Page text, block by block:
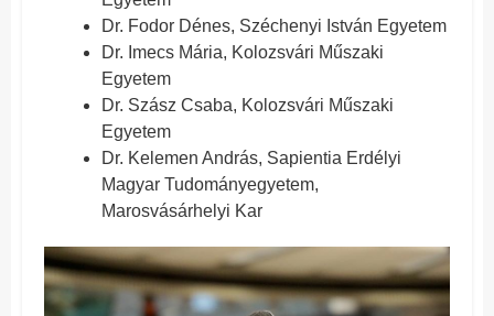
Dr. Fodor Dénes, Széchenyi István Egyetem
Dr. Imecs Mária, Kolozsvári Műszaki
Egyetem
Dr. Szász Csaba, Kolozsvári Műszaki
Egyetem
Dr. Kelemen András, Sapientia Erdélyi
Magyar Tudományegyetem,
Marosvásárhelyi Kar